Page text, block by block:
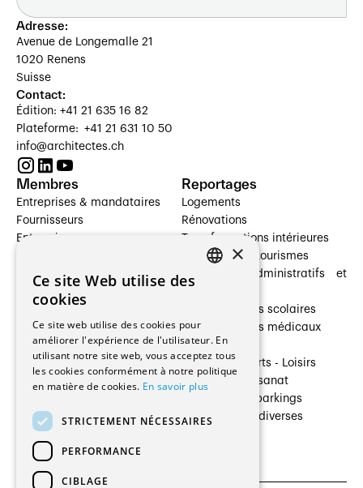
Adresse:
Avenue de Longemalle 21
1020 Renens
Suisse
Contact:
Édition: +41 21 635 16 82
Plateforme: +41 21 631 10 50
info@architectes.ch
Membres
Entreprises & mandataires
Fournisseurs
Entreprises
Architectes paysagistes
Architectes d'intérieur
Entreprises générales
Ingénieurs et mandataires
Fabricants / Fournisseurs
Régies immobilières
Gestion PPE
Reportages
Logements
Rénovations
Transformations intérieures
Hôtelleries et tourismes
Bâtiments administratifs et
Établissements scolaires
Établissements médicaux
Villas
Cultures - Sports - Loisirs
Industrie - Artisanat
Transports et parkings
Constructions diverses
×
Ce site Web utilise des
cookies
Ce site web utilise des cookies pour
améliorer l'expérience de l'utilisateur. En
utilisant notre site web, vous acceptez tous
les cookies conformément à notre politique
en matière de cookies. En savoir plus
STRICTEMENT NÉCESSAIRES
PERFORMANCE
CIBLAGE